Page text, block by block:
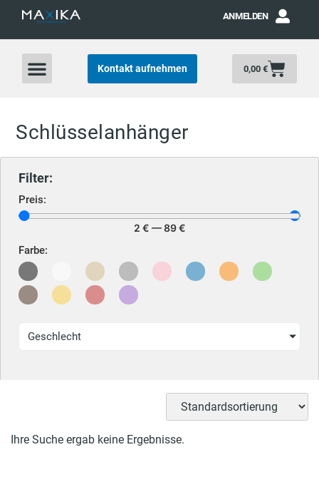
ANMELDEN
Kontakt aufnehmen 0,00 €
Schlüsselanhänger
Filter:
Preis:
2 € —89 €
Farbe:
Geschlecht
Ihre Suche ergab keine Ergebnisse.